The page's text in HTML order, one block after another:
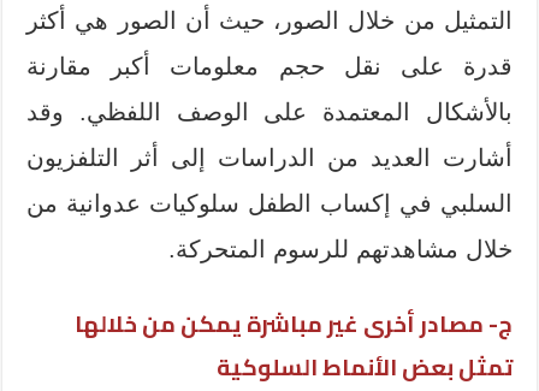
التمثيل من خلال الصور، حيث أن الصور هي أكثر
قدرة على نقل حجم معلومات أكبر مقارنة
بالأشكال المعتمدة على الوصف اللفظي. وقد
أشارت العديد من الدراسات إلى أثر التلفزيون
السلبي في إكساب الطفل سلوكيات عدوانية من
خلال مشاهدتهم للرسوم المتحركة.
ج- مصادر أخرى غير مباشرة يمكن من خلالها
تمثل بعض الأنماط السلوكية